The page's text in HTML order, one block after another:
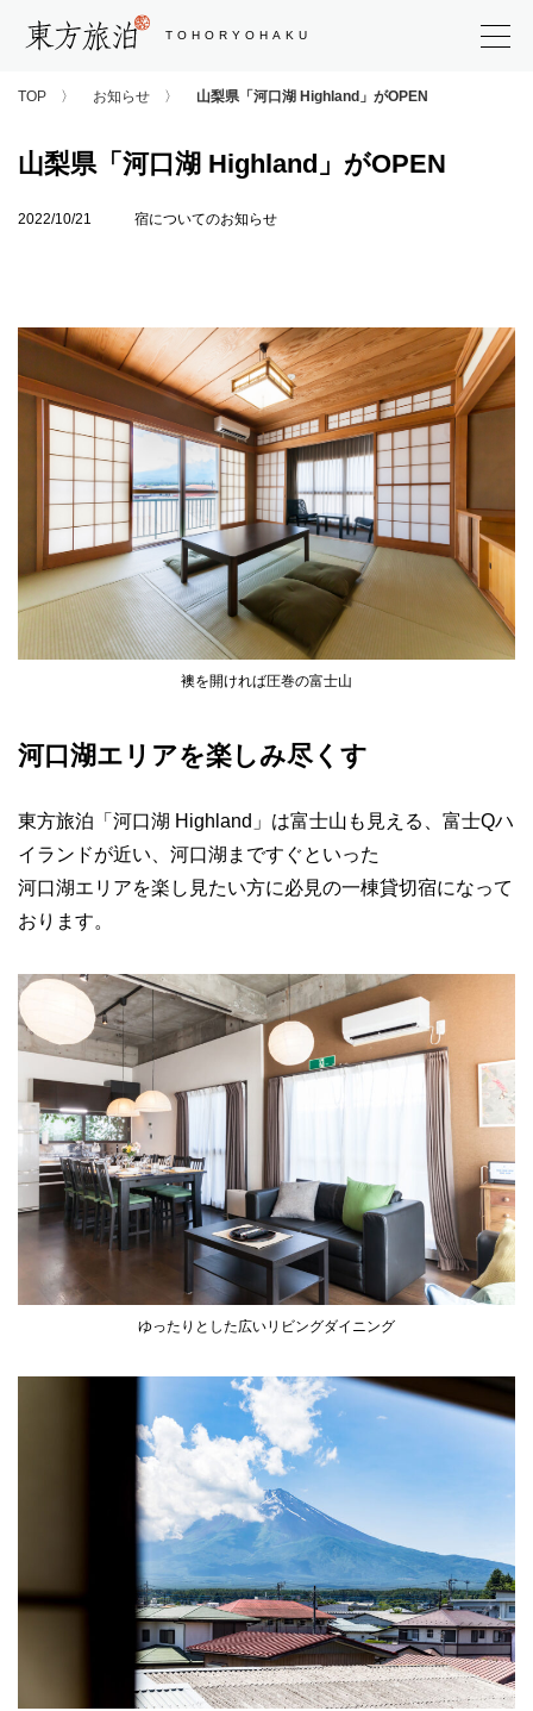
東方旅泊 TOHORYOHAKU
TOP お知らせ 山梨県「河口湖 Highland」がOPEN
山梨県「河口湖 Highland」がOPEN
2022/10/21 宿についてのお知らせ
襖を開ければ圧巻の富士山
河口湖エリアを楽しみ尽くす
東方旅泊「河口湖 Highland」は富士山も見える、富士Qハ
イランドが近い、河口湖まですぐといった
河口湖エリアを楽し見たい方に必見の一棟貸切宿になって
おります。
ゆったりとした広いリビングダイニング